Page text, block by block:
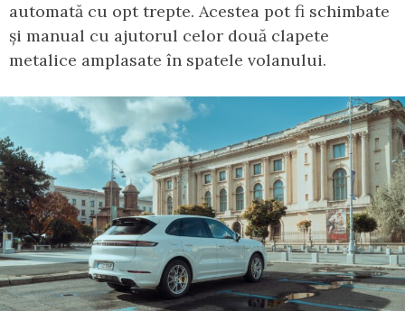
automată cu opt trepte. Acestea pot fi schimbate
și manual cu ajutorul celor două clapete
metalice amplasate în spatele volanului.